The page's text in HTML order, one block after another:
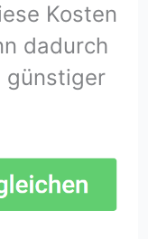
Kosten
dadurch
günstiger